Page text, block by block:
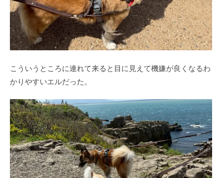
こういうところに連れて来ると目に見えて機嫌が良くなるわ
かりやすいエルだった。